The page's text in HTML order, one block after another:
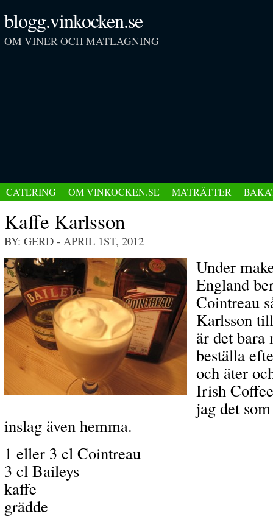
blogg.vinkocken.se
OM VINER OCH MATLAGNING
CATERING OM VINKOCKEN.SE MATRÄTTER
Kaffe Karlsson
BY: GERD - APRIL 1ST, 2012
Under
England
Cointreau
Karlsson
är det bara
beställa
och äter
Irish
jag det
inslag även hemma.
1 eller 3 cl Cointreau
3 cl Baileys
kaffe
grädde